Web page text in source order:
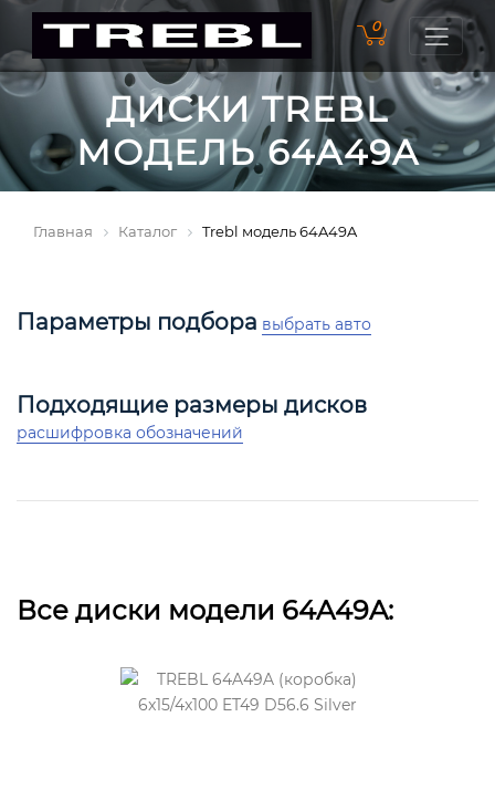
0
ДИСКИ TREBL
МОДЕЛЬ 64A49A
Главная Каталог Trebl модель 64A49A
Параметры подбора выбрать авто
Подходящие размеры дисков
расшифровка обозначений
Все диски модели 64A49A: